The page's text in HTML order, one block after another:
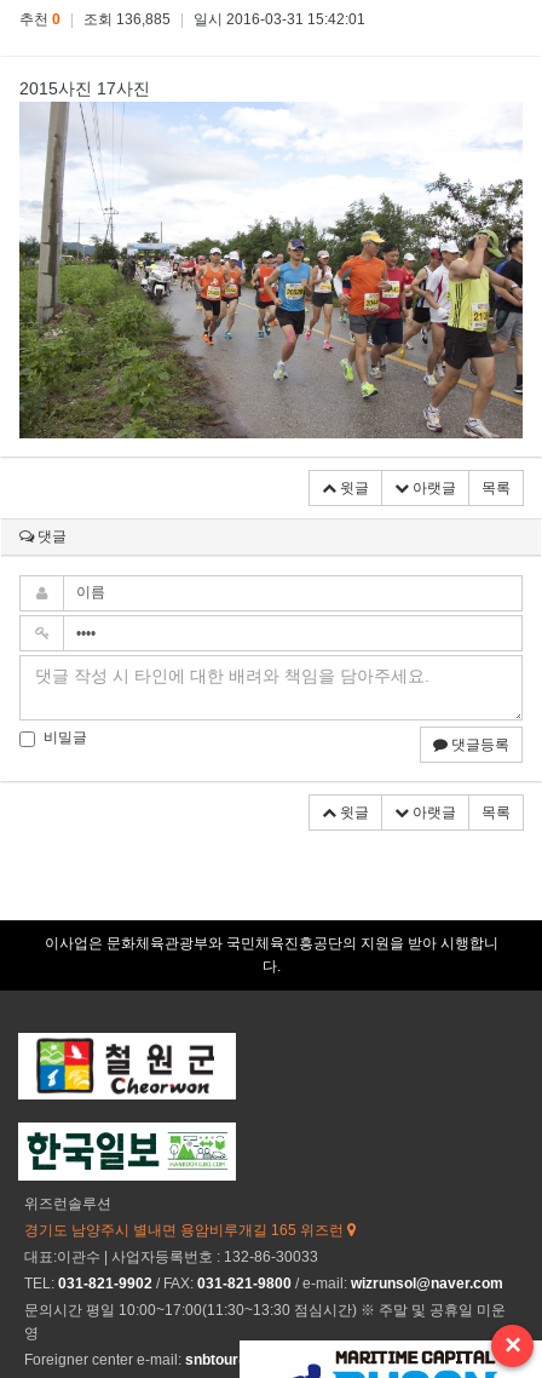
추천 0 조회 136,885 일시 2016-03-31 15:42:01
2015사진 17사진
윗글 아랫글 목록
댓글
비밀글 댓글등록
윗글 아랫글 목록
이사업은 문화체육관광부와 국민체육진흥공단의 지원을 받아 시행합니
다.
위즈런솔루션
경기도 남양주시 별내면 용암비루개길 165 위즈런
대표:이관수 | 사업자등록번호 : 132-86-30033
TEL: 031-821-9902 / FAX: 031-821-9800 / e-mail: wizrunsol@naver.com
문의시간 평일 10:00~17:00(11:30~13:30 점심시간) ※ 주말 및 공휴일 미운
영
Foreigner center e-mail: snbtour@naver.com ×